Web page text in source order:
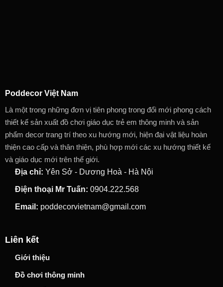
Poddecor Việt Nam
Là một trong những đơn vị tiên phong trong đổi mới phong cách
thiết kế sản xuất đồ chơi giáo dục trẻ em thông minh và sản
phẩm decor trang trí theo xu hướng mới, hiện đại vật liệu hoàn
thiện cao cấp và thân thiện, phù hợp mới các xu hướng thiết kế
và giáo dục mới trên thế giới.
Địa chỉ: Yên Sở - Dương Hoà - Hà Nội
Điện thoại Mr Tuấn: 0904.222.568
Email: poddecorvietnam@gmail.com
Liên kết
Giới thiệu
Đồ chơi thông minh